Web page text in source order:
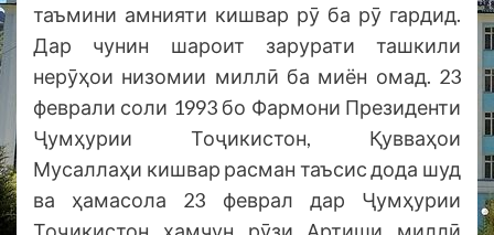
таъмини амнияти кишвар рӯ ба рӯ гардид.
Дар чунин шароит зарурати ташкили
нерӯҳои низомии миллӣ ба миён омад. 23
феврали соли 1993 бо Фармони Президенти
Ҷумҳурии Тоҷикистон, Қувваҳои
Мусаллаҳи кишвар расман таъсис дода шуд
ва ҳамасола 23 феврал дар Ҷумҳурии